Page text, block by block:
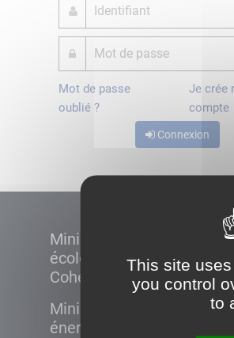
This site
you control
to
Mot de passe
oublié ?
Je crée
compte
Connexion
Ministère de la Transition
écologique et de la
Cohésion des territoires
Ministère de la Transition
énergétique